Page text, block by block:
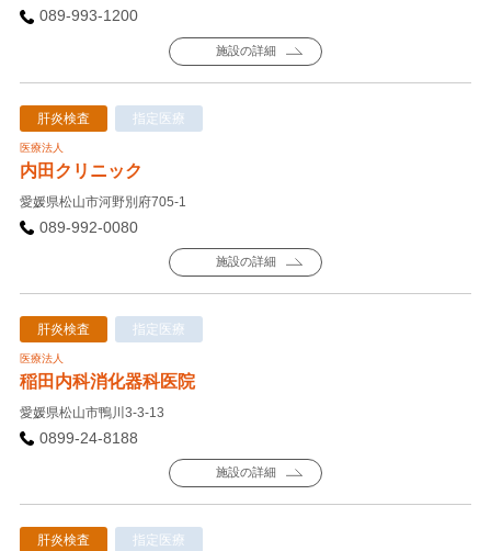
089-993-1200
施設の詳細
肝炎検査 指定医療
医療法人
内田クリニック
愛媛県松山市河野別府705-1
089-992-0080
施設の詳細
肝炎検査 指定医療
医療法人
稲田内科消化器科医院
愛媛県松山市鴨川3-3-13
0899-24-8188
施設の詳細
肝炎検査 指定医療